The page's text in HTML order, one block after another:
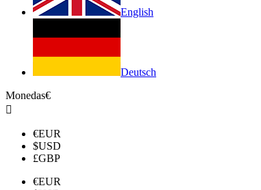
English
Deutsch
Monedas€

€EUR
$USD
£GBP
€EUR